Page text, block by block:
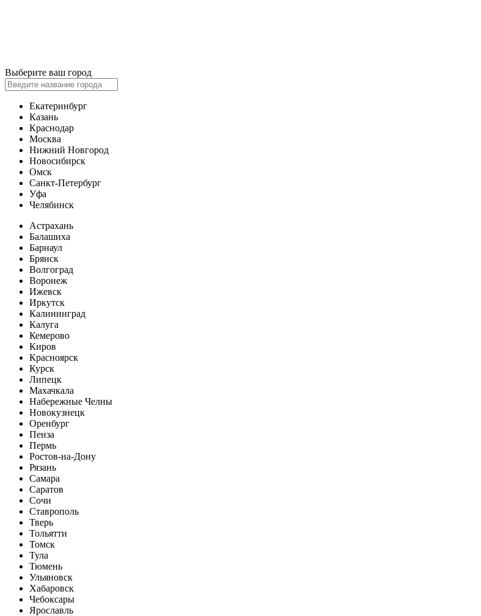
Выберите ваш город
Екатеринбург
Казань
Краснодар
Москва
Нижний Новгород
Новосибирск
Омск
Санкт-Петербург
Уфа
Челябинск
Астрахань
Балашиха
Барнаул
Брянск
Волгоград
Воронеж
Ижевск
Иркутск
Калининград
Калуга
Кемерово
Киров
Красноярск
Курск
Липецк
Махачкала
Набережные Челны
Новокузнецк
Оренбург
Пенза
Пермь
Ростов-на-Дону
Рязань
Самара
Саратов
Сочи
Ставрополь
Тверь
Тольятти
Томск
Тула
Тюмень
Ульяновск
Хабаровск
Чебоксары
Ярославль